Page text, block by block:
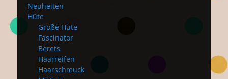
Neuheiten
Hüte
Große Hüte
Fascinator
Berets
Haarreifen
Haarschmuck